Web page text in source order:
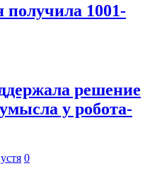
получила 1001-
решение
у робота-
0